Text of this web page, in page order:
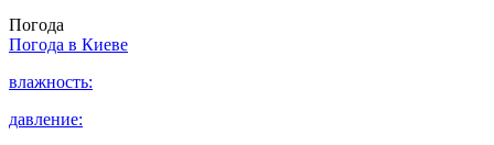
Погода
Погода в Киеве
влажность:
давление: